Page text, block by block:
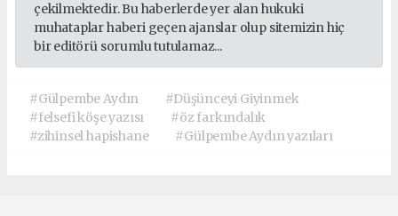
çekilmektedir. Bu haberlerde yer alan hukuki
muhataplar haberi geçen ajanslar olup sitemizin hiç
bir editörü sorumlu tutulamaz...
#Gülpembe Aydın
#Düşünceyi Giyinmek
#felsefi köşe yazısı
#öz farkındalık
#zihinsel hapishane
#Gülpembe Aydın yazıları